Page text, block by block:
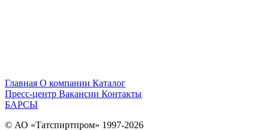
Главная О компании Каталог
Пресс-центр Вакансии Контакты
БАРСЫ
© АО «Татспиртпром» 1997-2026